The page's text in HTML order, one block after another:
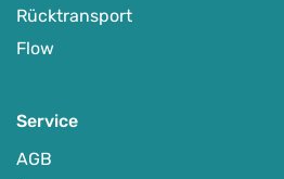
Rücktransport
Flow
Service
AGB